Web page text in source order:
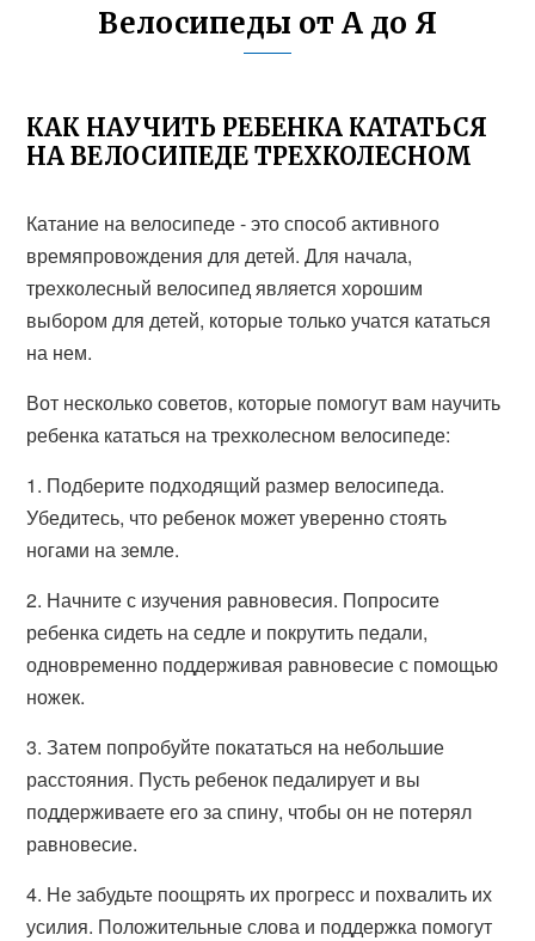
Велосипеды от А до Я
КАК НАУЧИТЬ РЕБЕНКА КАТАТЬСЯ
НА ВЕЛОСИПЕДЕ ТРЕХКОЛЕСНОМ
Катание на велосипеде - это способ активного
времяпровождения для детей. Для начала,
трехколесный велосипед является хорошим
выбором для детей, которые только учатся кататься
на нем.
Вот несколько советов, которые помогут вам научить
ребенка кататься на трехколесном велосипеде:
1. Подберите подходящий размер велосипеда.
Убедитесь, что ребенок может уверенно стоять
ногами на земле.
2. Начните с изучения равновесия. Попросите
ребенка сидеть на седле и покрутить педали,
одновременно поддерживая равновесие с помощью
ножек.
3. Затем попробуйте покататься на небольшие
расстояния. Пусть ребенок педалирует и вы
поддерживаете его за спину, чтобы он не потерял
равновесие.
4. Не забудьте поощрять их прогресс и похвалить их
усилия. Положительные слова и поддержка помогут